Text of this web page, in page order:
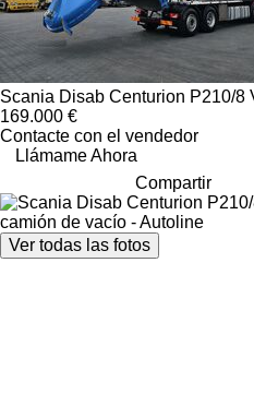
Scania Disab Centurion P210/8
169.000 €
Contacte con el vendedor
Llámame Ahora
Compartir
Ver todas las fotos